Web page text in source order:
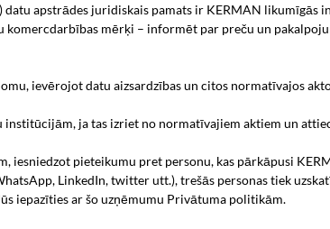
apstrādes juridiskais pamats ir KERMAN likumīgās
mērķi – informēt par preču un
ievērojot datu aizsardzības un citos normatīvajos
ja tas izriet no normatīvajiem aktiem un
iesniedzot pieteikumu pret personu, kas pārkāpusi
LinkedIn, twitter utt.), trešās personas tiek
iepazīties ar šo uzņēmumu Privātuma politikām.